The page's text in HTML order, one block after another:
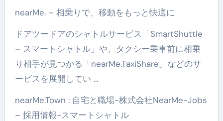
nearMe. – 相乗りで、移動をもっと快適に
ドアツードアのシャトルサービス「SmartShuttle
– スマートシャトル」や、タクシー乗車前に相乗
り相手が見つかる「nearMe.TaxiShare」などのサ
ービスを展開してい …
nearMe.Town : 自宅と職場-株式会社NearMe-Jobs
– 採用情報-スマートシャトル